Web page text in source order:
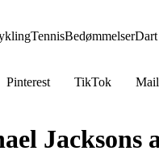
TennisBedømmelserDart
Pinterest TikTok Mail
Jacksons